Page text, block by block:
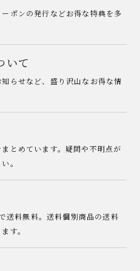
ポンの発行などお得な特典を多
いて
らせなど、盛り沢山なお得な情
とめています。疑問や不明点が
。
送料無料。送料個別商品の送料
す。